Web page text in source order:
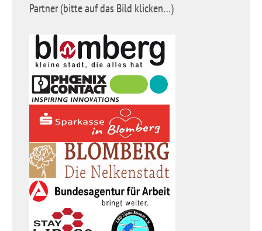
Partner (bitte auf das Bild klicken…)